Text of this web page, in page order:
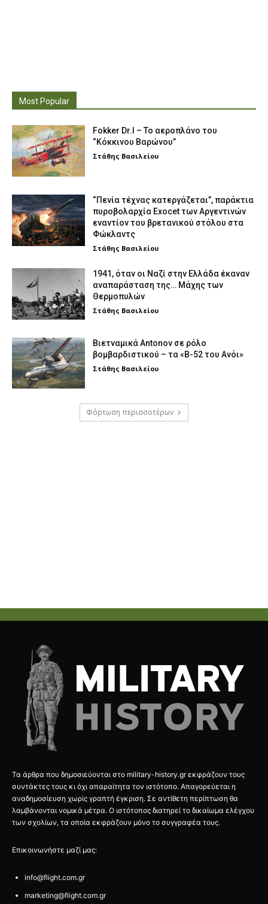
Most Popular
Fokker Dr.I – To αεροπλάνο του
“Κόκκινου Βαρώνου”
Στάθης Βασιλείου
“Πενία τέχνας κατεργάζεται”, παράκτια
πυροβολαρχία Exocet των Αργεντινών
εναντίον του βρετανικού στόλου στα
Φώκλαντς
Στάθης Βασιλείου
1941, όταν οι Ναζί στην Ελλάδα έκαναν
αναπαράσταση της… Μάχης των
Θερμοπυλών
Στάθης Βασιλείου
Βιετναμικά Antonov σε ρόλο
βομβαρδιστικού – τα «Β-52 του Ανόι»
Στάθης Βασιλείου
Φόρτωση περισσοτέρων
Τα άρθρα που δημοσιεύονται στο military-history.gr εκφράζουν τους
συντάκτες τους κι όχι απαραίτητα τον ιστότοπο. Απαγορεύεται η
αναδημοσίευση χωρίς γραπτή έγκριση. Σε αντίθετη περίπτωση θα
λαμβάνονται νομικά μέτρα. Ο ιστότοπος διατηρεί το δικαίωμα ελέγχου
των σχολίων, τα οποία εκφράζουν μόνο το συγγραφέα τους.
Επικοινωνήστε μαζί μας:
info@flight.com.gr
marketing@flight.com.gr